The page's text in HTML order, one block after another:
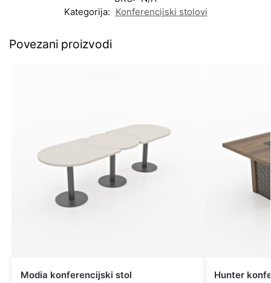
Kategorija: Konferencijski stolovi
Povezani proizvodi
Modia konferencijski stol Hunter